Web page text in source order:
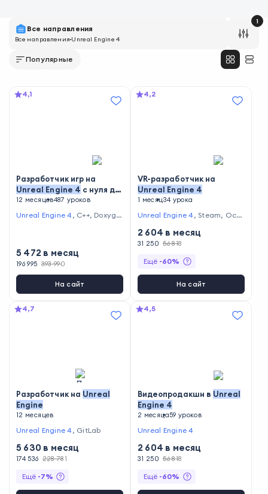
Все направления
Все направленияUnreal Engine 4
1
Популярные
4,1
Разработчик игр на
Unreal Engine 4 с нуля до
Middle
12 месяцев487 уроков
Unreal Engine 4 , C++, Doxyge
5 472 в месяц
196 995 393 990
На сайт
4,2
VR-разработчик на
Unreal Engine 4
1 месяц34 урока
Unreal Engine 4 ,Steam, Ocul
2 604 в месяц
31 250 56 818
Ещё -60%
На сайт
4,7
Разработчик на Unreal
Engine
12 месяцев
Unreal Engine 4 , GitLab
5 630 в месяц
174 536 228 781
Ещё -7%
4,5
Видеопродакшн в Unreal
Engine 4
2 месяца59 уроков
Unreal Engine 4
2 604 в месяц
31 250 56 818
Ещё -60%